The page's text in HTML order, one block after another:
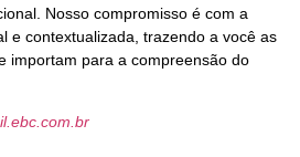
Nosso compromisso é com a
e contextualizada, trazendo a você as
importam para a compreensão do